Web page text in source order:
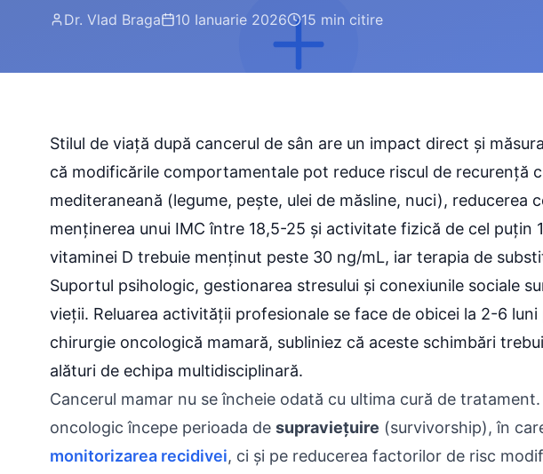
Dr. Vlad Braga 10 Ianuarie 2026 15 min citire
Stilul de viață după cancerul de sân are un impact direct și
că modificările comportamentale pot reduce riscul de recurență
mediteraneană (legume, pește, ulei de măsline, nuci), reducerea
menținerea unui IMC între 18,5-25 și activitate fizică de cel puțin
vitaminei D trebuie menținut peste 30 ng/mL, iar terapia de
Suportul psihologic, gestionarea stresului și conexiunile sociale
vieții. Reluarea activității profesionale se face de obicei la 2-6
chirurgie oncologică mamară, subliniez că aceste schimbări
alături de echipa multidisciplinară.
Cancerul mamar nu se încheie odată cu ultima cură de
oncologic începe perioada de supraviețuire (survivorship), în
monitorizarea recidivei, ci și pe reducerea factorilor de risc